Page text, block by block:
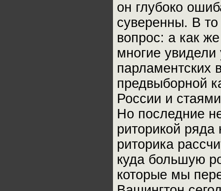
он глубоко
суверенны. В
вопрос: а как
многие
парламентских
предвыборной
России и
Но последние
риторикой ряда
риторика
куда большую
которые мы